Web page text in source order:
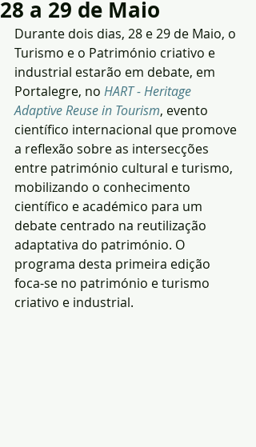
28 a 29 de Maio
Durante dois dias, 28 e 29 de Maio, o
Turismo e o Património criativo e
industrial estarão em debate, em
Portalegre, no HART - Heritage
Adaptive Reuse in Tourism, evento
científico internacional que promove
a reflexão sobre as intersecções
entre património cultural e turismo,
mobilizando o conhecimento
científico e académico para um
debate centrado na reutilização
adaptativa do património. O
programa desta primeira edição
foca-se no património e turismo
criativo e industrial.